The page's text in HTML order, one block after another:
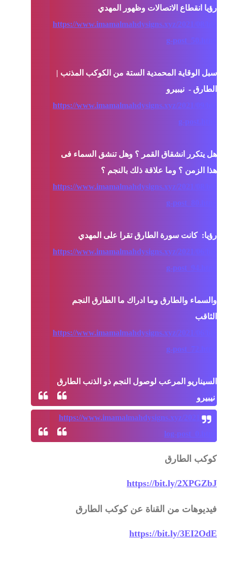
https://www.imamalmahdysigns.xyz/2021/08/blo
g-post_50.html
https://www.imamalmahdysigns.xyz/2021/09/blo
g-post.html
https://www.imamalmahdysigns.xyz/2021/08/blo
g-post_80.html
https://www.imamalmahdysigns.xyz/2021/06/blo
g-post_94.html
https://www.imamalmahdysigns.xyz/2021/06/blo
g-post_72.html
نيبيرو
https://www.imamalmahdysigns.xyz/2021/05/b
log-post_0.html
كوكب الطارق
https://bit.ly/2XPGZbJ
فيديوهات من القناة عن كوكب الطارق
https://bit.ly/3EI2OdE